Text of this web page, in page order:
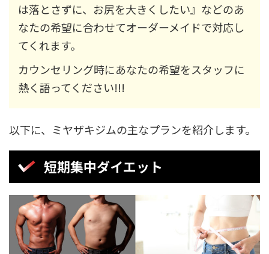
は落とさずに、お尻を大きくしたい』などのあ
なたの希望に合わせてオーダーメイドで対応し
てくれます。
カウンセリング時にあなたの希望をスタッフに
熱く語ってください!!!
以下に、ミヤザキジムの主なプランを紹介します。
短期集中ダイエット